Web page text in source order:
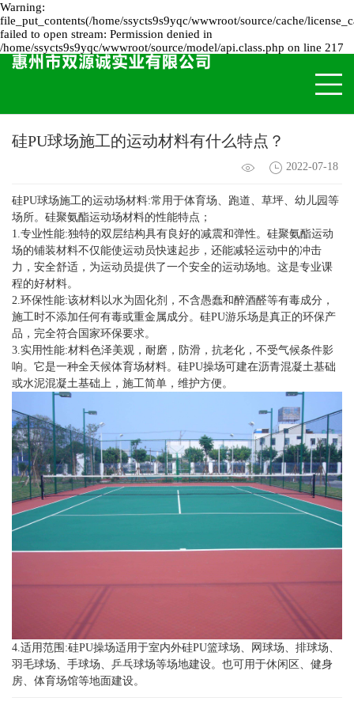
Warning:
file_put_contents(/home/ssycts9s9yqc/wwwroot/source/cache/
failed to open stream: Permission denied in
/home/ssycts9s9yqc/wwwroot/source/model/api.class.php on line 217
硅PU球场施工的运动材料有什么特点？
2022-07-18
硅PU球场施工 的运动场材料:常用于体育场、跑道、草坪、幼儿园等
场所。硅聚氨酯运动场材料的性能特点；
1.专业性能:独特的双层结构具有良好的减震和弹性。硅聚氨酯运动
场的铺装材料不仅能使运动员快速起步，还能减轻运动中的冲击
力，安全舒适，为运动员提供了一个安全的运动场地。这是专业课
程的好材料。
2.环保性能:该材料以水为固化剂，不含愚蠢和醉酒醛等有毒成分，
施工时不添加任何有毒或重金属成分。硅PU游乐场是真正的环保产
品，完全符合国家环保要求。
3.实用性能:材料色泽美观，耐磨，防滑，抗老化，不受气候条件影
响。它是一种全天候体育场材料。硅PU操场可建在沥青混凝土基础
或水泥混凝土基础上，施工简单，维护方便。
4.适用范围:硅PU操场适用于室内外硅PU篮球场、网球场、排球场、
羽毛球场、手球场、乒乓球场等场地建设。也可用于休闲区、健身
房、体育场馆等地面建设。